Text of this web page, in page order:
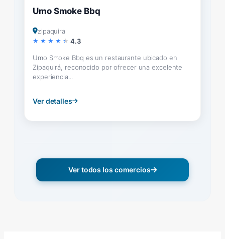
Umo Smoke Bbq
zipaquira
4.3
Umo Smoke Bbq es un restaurante ubicado en
Zipaquirá, reconocido por ofrecer una excelente
experiencia...
Ver detalles
Ver todos los comercios